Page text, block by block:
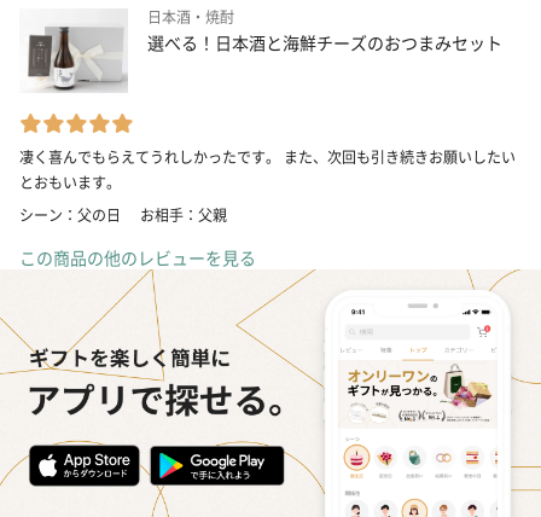
日本酒・焼酎
選べる！日本酒と海鮮チーズのおつまみセット
凄く喜んでもらえてうれしかったです。 また、次回も引き続きお願いしたい
とおもいます。
シーン：父の日
お相手：父親
この商品の他のレビューを見る